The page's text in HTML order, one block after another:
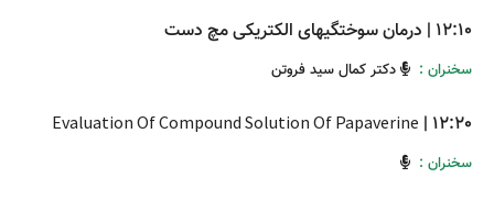
12:10
| درمان سوختگیهای الکتریکی مچ دست
سخنران : دکتر کمال سید فروتن
12:20
|
Evaluation Of Compound Solution Of Papaverine
سخنران :